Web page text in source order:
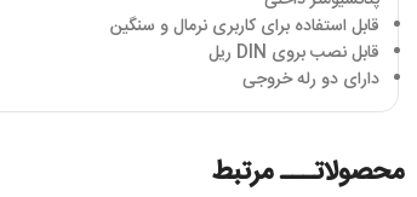
قابل استفاده برای کاربری نرمال و سنگین
قابل نصب بروی DIN ریل
دارای دو رله خروجی
محصولاتـــ مرتبط